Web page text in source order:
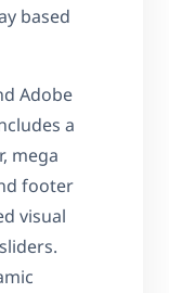
based
Adobe
a
mega
footer
visual